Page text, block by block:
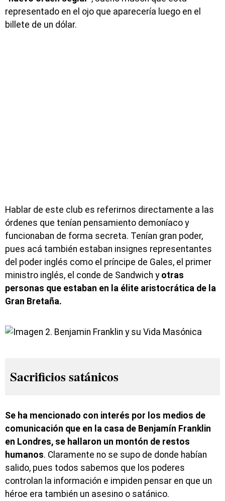
representado en el ojo que aparecería luego en el
billete de un dólar.
Hablar de este club es referirnos directamente a las
órdenes que tenían pensamiento demoníaco y
funcionaban de forma secreta. Tenían gran poder,
pues acá también estaban insignes representantes
del poder inglés como el príncipe de Gales, el primer
ministro inglés, el conde de Sandwich y otras
personas que estaban en la élite aristocrática de la
Gran Bretaña.
Sacrificios satánicos
Se ha mencionado con interés por los medios de
comunicación que en la casa de Benjamín Franklin
en Londres, se hallaron un montón de restos
humanos. Claramente no se supo de donde habían
salido, pues todos sabemos que los poderes
controlan la información e impiden pensar en que un
héroe era también un asesino o satánico.